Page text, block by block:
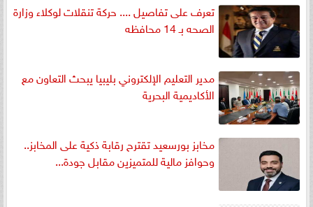
تعرف على تفاصيل .... حركة تنقلات لوكلاء وزارة
الصحه بـ 14 محافظه
مدير التعليم الإلكتروني بليبيا يبحث التعاون مع
الأكاديمية البحرية
مخابز بورسعيد تقترح رقابة ذكية على المخابز..
وحوافز مالية للمتميزين مقابل جودة...